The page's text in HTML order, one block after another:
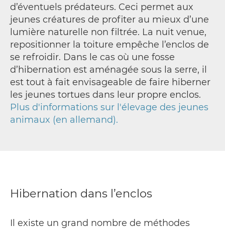
d’éventuels prédateurs. Ceci permet aux
jeunes créatures de profiter au mieux d’une
lumière naturelle non filtrée. La nuit venue,
repositionner la toiture empêche l’enclos de
se refroidir. Dans le cas où une fosse
d’hibernation est aménagée sous la serre, il
est tout à fait envisageable de faire hiberner
les jeunes tortues dans leur propre enclos.
Plus d'informations sur l'élevage des jeunes
animaux (en allemand).
Hibernation dans l’enclos
Il existe un grand nombre de méthodes